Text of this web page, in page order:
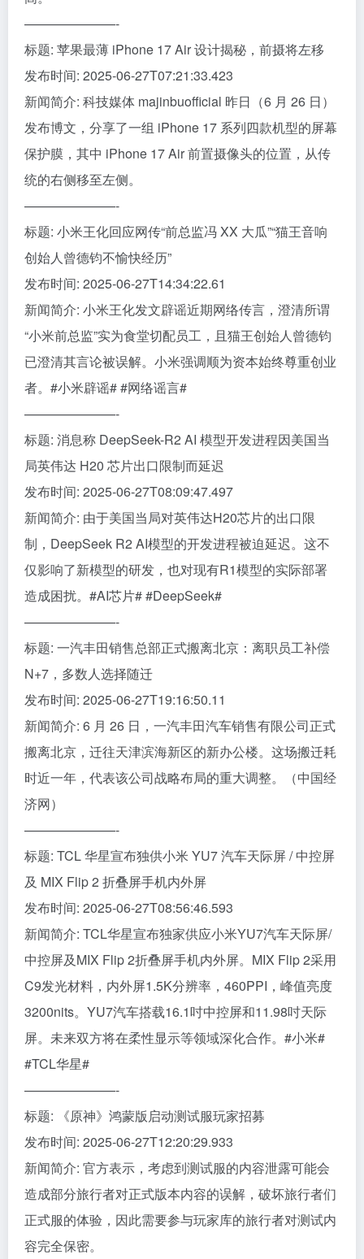
———————-
标题: 苹果最薄 iPhone 17 Air 设计揭秘，前摄将左移
发布时间: 2025-06-27T07:21:33.423
新闻简介: 科技媒体 majinbuofficial 昨日（6 月 26 日）
发布博文，分享了一组 iPhone 17 系列四款机型的屏幕
保护膜，其中 iPhone 17 Air 前置摄像头的位置，从传
统的右侧移至左侧。
———————-
标题: 小米王化回应网传“前总监冯 XX 大瓜”“猫王音响
创始人曾德钧不愉快经历”
发布时间: 2025-06-27T14:34:22.61
新闻简介: 小米王化发文辟谣近期网络传言，澄清所谓
“小米前总监”实为食堂切配员工，且猫王创始人曾德钧
已澄清其言论被误解。小米强调顺为资本始终尊重创业
者。#小米辟谣# #网络谣言#
———————-
标题: 消息称 DeepSeek-R2 AI 模型开发进程因美国当
局英伟达 H20 芯片出口限制而延迟
发布时间: 2025-06-27T08:09:47.497
新闻简介: 由于美国当局对英伟达H20芯片的出口限
制，DeepSeek R2 AI模型的开发进程被迫延迟。这不
仅影响了新模型的研发，也对现有R1模型的实际部署
造成困扰。#AI芯片# #DeepSeek#
———————-
标题: 一汽丰田销售总部正式搬离北京：离职员工补偿
N+7，多数人选择随迁
发布时间: 2025-06-27T19:16:50.11
新闻简介: 6 月 26 日，一汽丰田汽车销售有限公司正式
搬离北京，迁往天津滨海新区的新办公楼。这场搬迁耗
时近一年，代表该公司战略布局的重大调整。（中国经
济网）
———————-
标题: TCL 华星宣布独供小米 YU7 汽车天际屏 / 中控屏
及 MIX Flip 2 折叠屏手机内外屏
发布时间: 2025-06-27T08:56:46.593
新闻简介: TCL华星宣布独家供应小米YU7汽车天际屏/
中控屏及MIX Flip 2折叠屏手机内外屏。MIX Flip 2采用
C9发光材料，内外屏1.5K分辨率，460PPI，峰值亮度
3200nits。YU7汽车搭载16.1吋中控屏和11.98吋天际
屏。未来双方将在柔性显示等领域深化合作。#小米#
#TCL华星#
———————-
标题: 《原神》鸿蒙版启动测试服玩家招募
发布时间: 2025-06-27T12:20:29.933
新闻简介: 官方表示，考虑到测试服的内容泄露可能会
造成部分旅行者对正式版本内容的误解，破坏旅行者们
正式服的体验，因此需要参与玩家库的旅行者对测试内
容完全保密。